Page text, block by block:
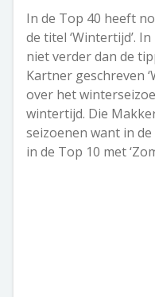
In de Top 40 heeft
de titel ‘Wintertijd’.
niet verder dan de
Kartner geschreven
over het
wintertijd. Die
seizoenen want in
in de Top 10 met